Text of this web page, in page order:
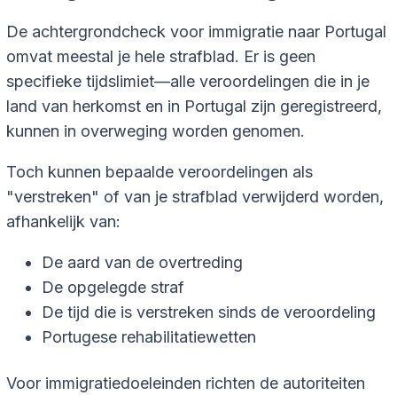
De achtergrondcheck voor immigratie naar Portugal
omvat meestal je hele strafblad. Er is geen
specifieke tijdslimiet—alle veroordelingen die in je
land van herkomst en in Portugal zijn geregistreerd,
kunnen in overweging worden genomen.
Toch kunnen bepaalde veroordelingen als
"verstreken" of van je strafblad verwijderd worden,
afhankelijk van:
De aard van de overtreding
De opgelegde straf
De tijd die is verstreken sinds de veroordeling
Portugese rehabilitatiewetten
Voor immigratiedoeleinden richten de autoriteiten